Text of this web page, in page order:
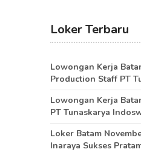
Loker Terbaru
Lowongan Kerja
Production Staff PT
Lowongan Kerja
PT Tunaskarya
Loker Batam
Inaraya Sukses